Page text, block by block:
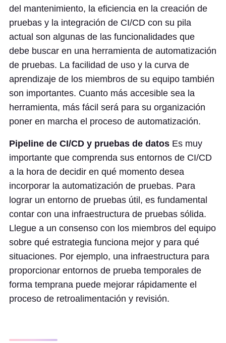
del mantenimiento, la eficiencia en la creación de
pruebas y la integración de CI/CD con su pila
actual son algunas de las funcionalidades que
debe buscar en una herramienta de automatización
de pruebas. La facilidad de uso y la curva de
aprendizaje de los miembros de su equipo también
son importantes. Cuanto más accesible sea la
herramienta, más fácil será para su organización
poner en marcha el proceso de automatización.
Pipeline de CI/CD y pruebas de datos Es muy
importante que comprenda sus entornos de CI/CD
a la hora de decidir en qué momento desea
incorporar la automatización de pruebas. Para
lograr un entorno de pruebas útil, es fundamental
contar con una infraestructura de pruebas sólida.
Llegue a un consenso con los miembros del equipo
sobre qué estrategia funciona mejor y para qué
situaciones. Por ejemplo, una infraestructura para
proporcionar entornos de prueba temporales de
forma temprana puede mejorar rápidamente el
proceso de retroalimentación y revisión.